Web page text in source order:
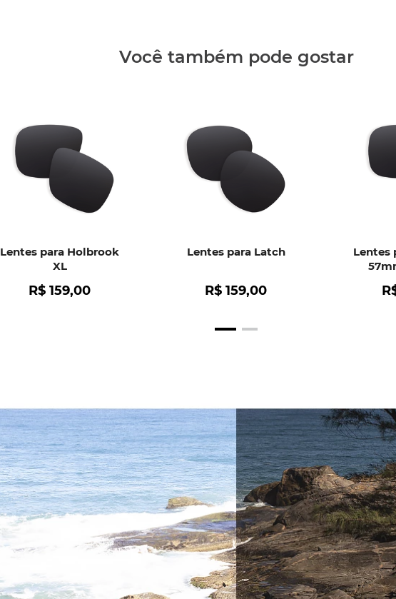
Você também pode gostar
Lentes para Holbrook
XL
R$ 159,00
Lentes para Latch
R$ 159,00
Lentes